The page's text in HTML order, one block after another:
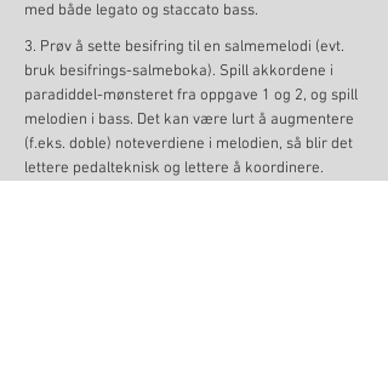
med både legato og staccato bass.
3. Prøv å sette besifring til en salmemelodi (evt.
bruk besifrings-salmeboka). Spill akkordene i
paradiddel-mønsteret fra oppgave 1 og 2, og spill
melodien i bass. Det kan være lurt å augmentere
(f.eks. doble) noteverdiene i melodien, så blir det
lettere pedalteknisk og lettere å koordinere.